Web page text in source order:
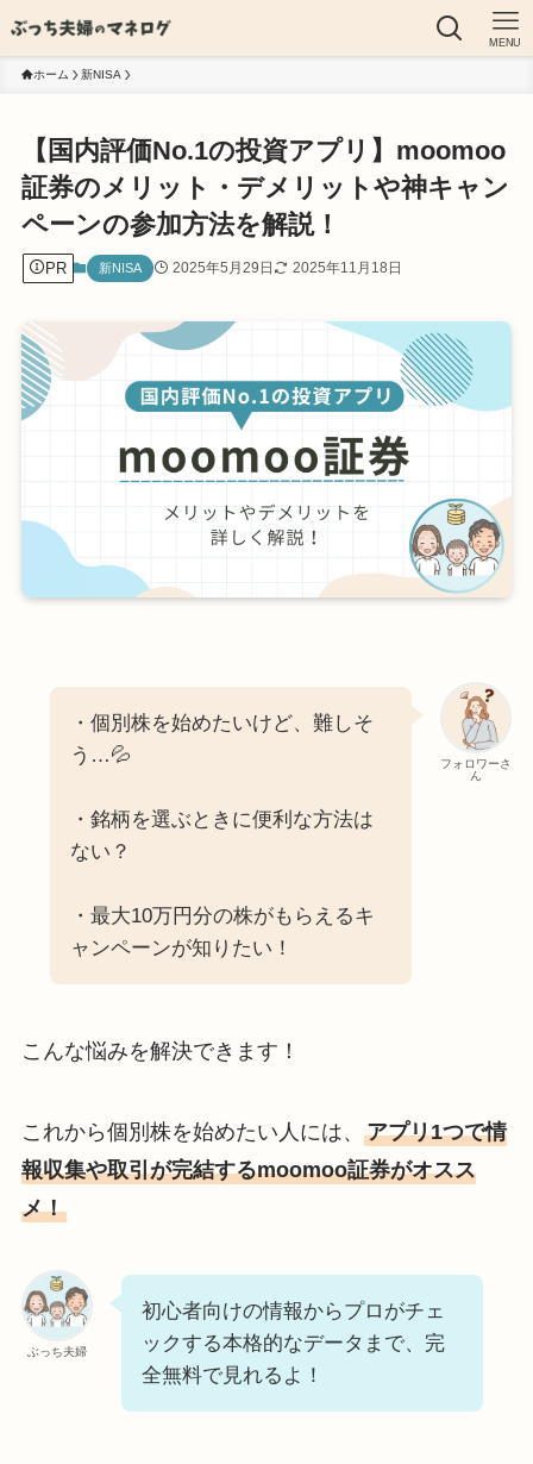
MENU
ホーム 新NISA
【国内評価No.1の投資アプリ】moomoo
証券のメリット・デメリットや神キャン
ペーンの参加方法を解説！
PR 新NISA 2025年5月29日 2025年11月18日
フォロワーさ
ん
・個別株を始めたいけど、難しそ
う…💦
・銘柄を選ぶときに便利な方法は
ない？
・最大10万円分の株がもらえるキ
ャンペーンが知りたい！
こんな悩みを解決できます！
これから個別株を始めたい人には、 アプリ1つで情
報収集や取引が完結するmoomoo証券がオスス
メ！
ぶっち夫婦
初心者向けの情報からプロがチェ
ックする本格的なデータまで、完
全無料で見れるよ！